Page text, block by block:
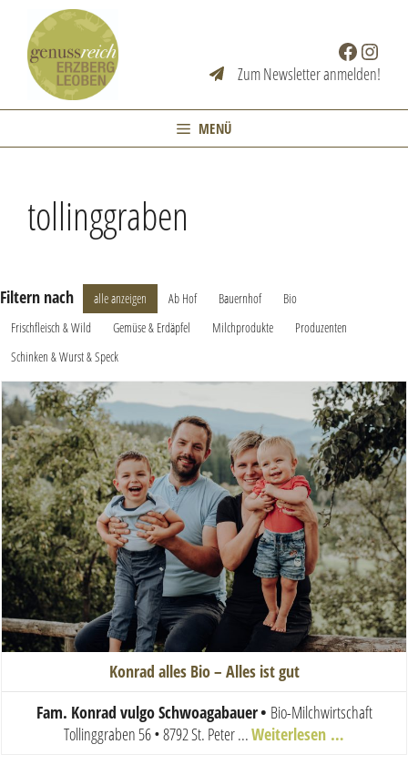
springen
Facebook
Zum Newsletter anmelden!
MENÜ
tollinggraben
Filtern nach alle anzeigen Ab Hof Bauernhof
Bio
Frischfleisch & Wild
Gemüse & Erdäpfel Milchprodukte
Produzenten
Schinken & Wurst & Speck
Konrad alles Bio – Alles ist gut
Fam. Konrad vulgo Schwoagabauer• Bio-Milchwirtschaft
Tollinggraben 56 • 8792 St. Peter ...Weiterlesen …